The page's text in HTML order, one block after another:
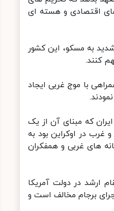
اقتصادی و هسته ای
به مسکو، این کشور
کنند.
با موج غربی ایجاد
که مبنای آن از یک
در اوکراین بود به
های غربی و همفکران
ارشد در دولت آمریکا
برجام مخالف است و